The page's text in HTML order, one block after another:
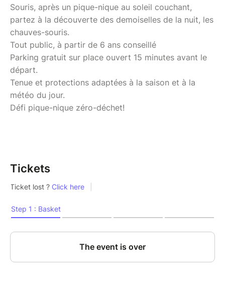
Souris, après un pique-nique au soleil couchant,
partez à la découverte des demoiselles de la nuit, les
chauves-souris.
Tout public, à partir de 6 ans conseillé
Parking gratuit sur place ouvert 15 minutes avant le
départ.
Tenue et protections adaptées à la saison et à la
météo du jour.
Défi pique-nique zéro-déchet!
Tickets